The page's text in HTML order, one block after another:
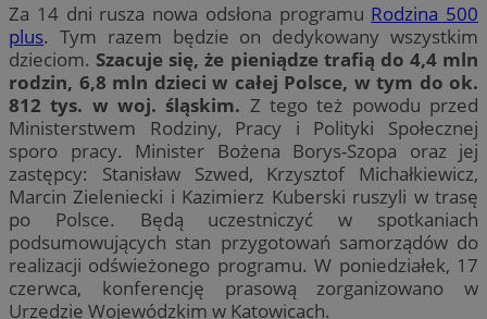
Za 14 dni rusza nowa odsłona programu Rodzina 500
plus. Tym razem będzie on dedykowany wszystkim
dzieciom. Szacuje się, że pieniądze trafią do 4,4 mln
rodzin, 6,8 mln dzieci w całej Polsce, w tym do ok.
812 tys. w woj. śląskim. Z tego też powodu przed
Ministerstwem Rodziny, Pracy i Polityki Społecznej
sporo pracy. Minister Bożena Borys-Szopa oraz jej
zastępcy: Stanisław Szwed, Krzysztof Michałkiewicz,
Marcin Zieleniecki i Kazimierz Kuberski ruszyli w trasę
po Polsce. Będą uczestniczyć w spotkaniach
podsumowujących stan przygotowań samorządów do
realizacji odświeżonego programu. W poniedziałek, 17
czerwca, konferencję prasową zorganizowano w
Urzędzie Wojewódzkim w Katowicach.